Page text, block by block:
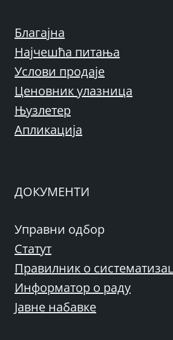
Благајна
Најчешћа питања
Услови продаје
Ценовник улазница
Њузлетер
Апликација
ДОКУМЕНТИ
Управни одбор
Статут
Правилник о
Информатор о раду
Јавне набавке